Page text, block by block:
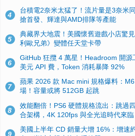
4
台積電2奈米太猛了！流片量是3奈米
搶首發、輝達與AMD排隊等產能
5
典藏界大地震！美國懷舊遊戲小店驚
利歐兄弟》變體任天堂卡帶
6
GitHub 狂攬 4 萬星！Headroom 開
美元 API 費，Token 消耗暴降 92%
7
蘋果 2026 款 Mac mini 規格爆料：
場！容量或將 512GB 起跳
8
效能翻倍！PS6 硬體規格流出：跳過
合架構，4K 120fps 與全光追時代來臨
9
美國上半年 CD 銷量大增 16%：增速